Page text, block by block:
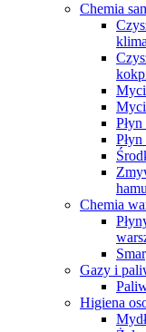
Chemia
Chemia
Gazy i
Higiena